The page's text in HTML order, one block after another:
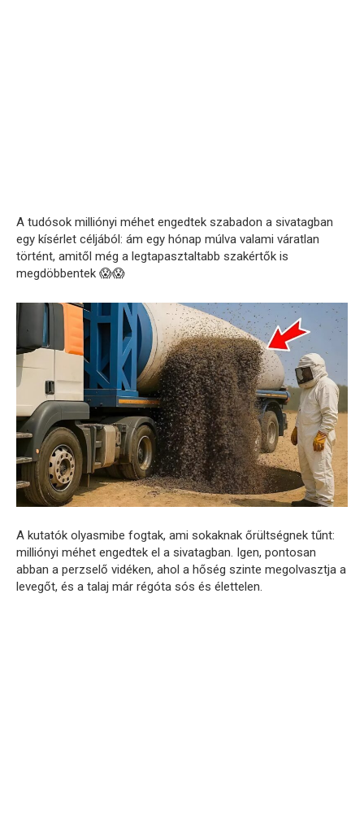
A tudósok milliónyi méhet engedtek szabadon a sivatagban
egy kísérlet céljából: ám egy hónap múlva valami váratlan
történt, amitől még a legtapasztaltabb szakértők is
megdöbbentek 😱😱
A kutatók olyasmibe fogtak, ami sokaknak őrültségnek tűnt:
milliónyi méhet engedtek el a sivatagban. Igen, pontosan
abban a perzselő vidéken, ahol a hőség szinte megolvasztja a
levegőt, és a talaj már régóta sós és élettelen.